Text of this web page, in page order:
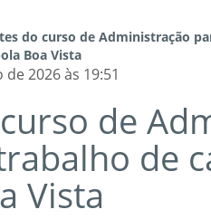
do curso de Administração
Boa Vista
2026 às 19:51
de
de
Vista